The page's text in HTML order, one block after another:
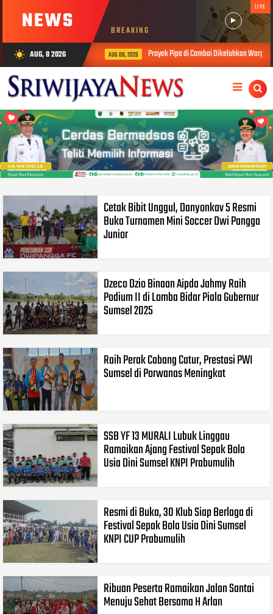
NEWS BREAKING
LIVE
wb_sunny AUG, 8 2026 AUG 08, 2026 Proyek Pipa di Cambai Dikeluhkan Warga,
Cetak Bibit Unggul, Danyonkav 5 Resmi
Buka Turnamen Mini Soccer Dwi Pangga
Junior
Dzeco Dzio Binaan Aipda Jahmy Raih
Podium II di Lomba Bidar Piala Gubernur
Sumsel 2025
Raih Perak Cabang Catur, Prestasi PWI
Sumsel di Porwanas Meningkat
SSB YF 13 MURALI Lubuk Linggau
Ramaikan Ajang Festival Sepak Bola
Usia Dini Sumsel KNPI Prabumulih
Resmi di Buka, 30 Klub Siap Berlaga di
Festival Sepak Bola Usia Dini Sumsel
KNPI CUP Prabumulih
Ribuan Peserta Ramaikan Jalan Santai
Menuju Sehat Bersama H Arlan